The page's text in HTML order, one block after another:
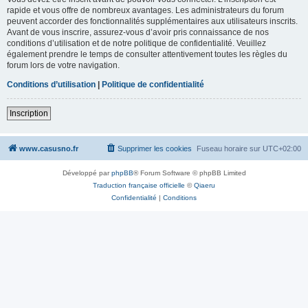
rapide et vous offre de nombreux avantages. Les administrateurs du forum
peuvent accorder des fonctionnalités supplémentaires aux utilisateurs inscrits.
Avant de vous inscrire, assurez-vous d’avoir pris connaissance de nos
conditions d’utilisation et de notre politique de confidentialité. Veuillez
également prendre le temps de consulter attentivement toutes les règles du
forum lors de votre navigation.
Conditions d’utilisation | Politique de confidentialité
Inscription
www.casusno.fr Fuseau horaire sur UTC+02:00
Supprimer les cookies
Développé parphpBB® Forum Software © phpBB Limited
Traduction française officielle ©Qiaeru
Confidentialité | Conditions